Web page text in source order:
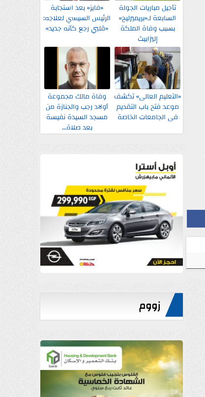
تأجيل مباريات الجولة
السابعة لـ«بريميرليج»
بسبب وفاة الملكة
إليزابيث
«فايز» بعد استجابة
الرئيس السيسي لعلاجه:
«قلبي رجع كأنه جديد»
«التعليم العالى» تكشف
موعد فتح باب التقديم
فى الجامعات الخاصة
وفاة مالك مجموعة
أولاد رجب والجنازة من
مسجد السيدة نفيسة
بعد صلاة...
زووم